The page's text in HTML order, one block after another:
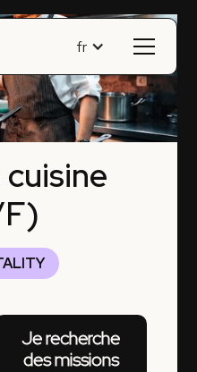
fr
Je recherche
des missions